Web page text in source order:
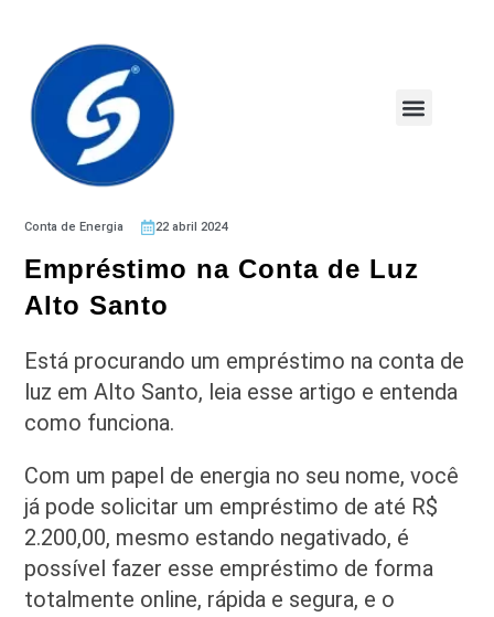
Conta de Energia 22 abril 2024
Empréstimo na Conta de Luz
Alto Santo
Está procurando um empréstimo na conta de
luz em Alto Santo, leia esse artigo e entenda
como funciona.
Com um papel de energia no seu nome, você
já pode solicitar um empréstimo de até R$
2.200,00, mesmo estando negativado, é
possível fazer esse empréstimo de forma
totalmente online, rápida e segura, e o